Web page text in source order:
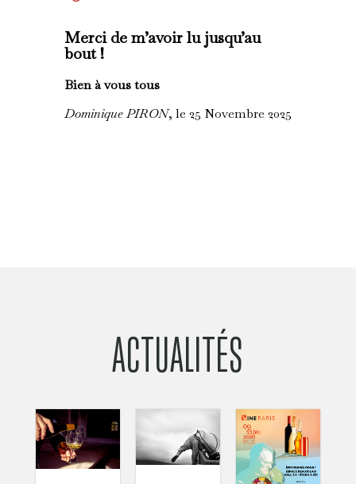
Merci de m’avoir lu jusqu’au
bout !
Bien à vous tous
Dominique PIRON, le 25 Novembre 2025
ACTUALITÉS